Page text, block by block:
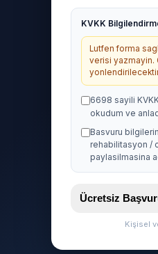
KVKK
Lutfen forma
verisi yazmayin.
6698 sayili
okudum ve
Basvuru
rehabilitasyon /
paylasilmasina
Ücretsiz
Kişisel